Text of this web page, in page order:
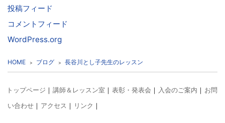
投稿フィード
コメントフィード
WordPress.org
HOME ブログ 長谷川とし子先生のレッスン
トップページ 講師＆レッスン室 表彰・発表会 入会のご案内 お問
い合わせ アクセス リンク